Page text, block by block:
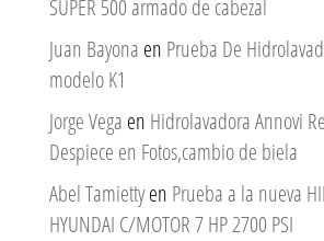
SUPER 500 armado de cabezal
Juan Bayona en Prueba De
modelo K1
Jorge Vega en Hidrolavadora Annovi
Despiece en Fotos,cambio de biela
Abel Tamiettyen Prueba a la nueva
HYUNDAI C/MOTOR 7 HP 2700 PSI